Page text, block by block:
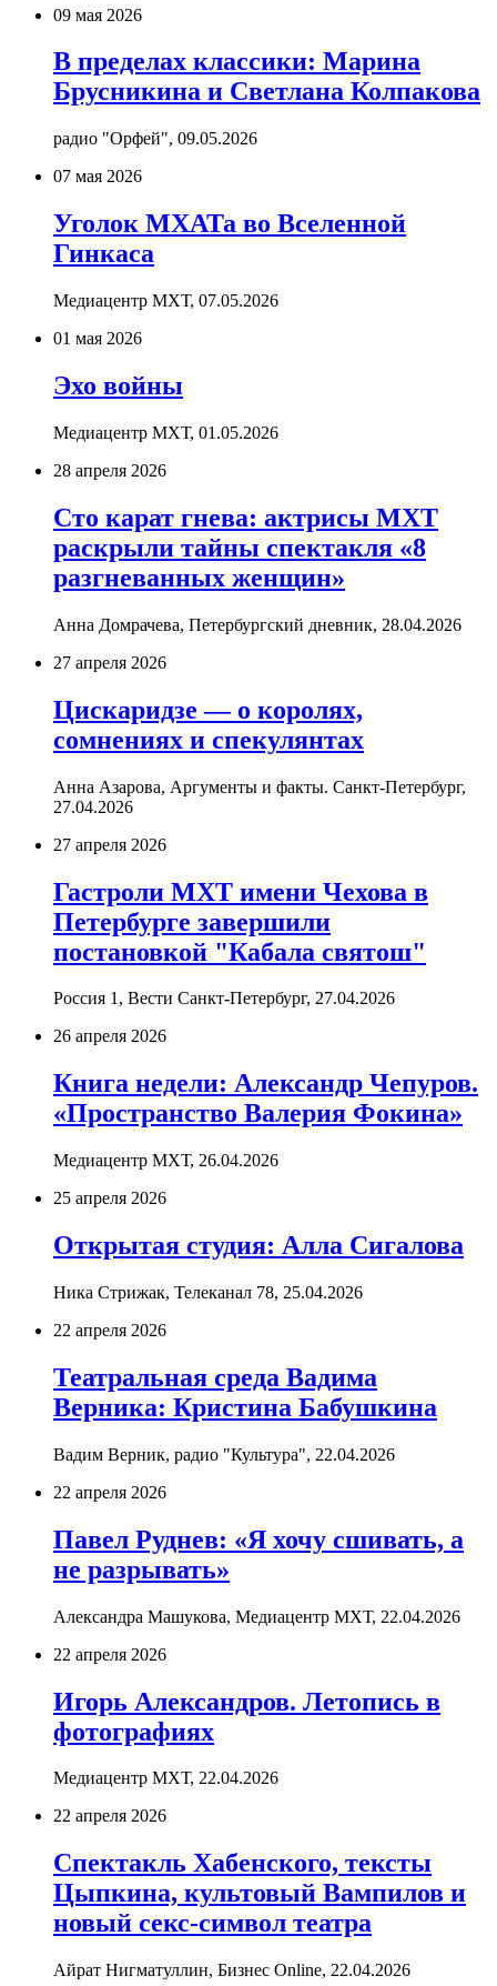
09 мая 2026
В пределах классики: Марина
Брусникина и Светлана Колпакова
радио "Орфей", 09.05.2026
07 мая 2026
Уголок МХАТа во Вселенной
Гинкаса
Медиацентр МХТ, 07.05.2026
01 мая 2026
Эхо войны
Медиацентр МХТ, 01.05.2026
28 апреля 2026
Сто карат гнева: актрисы МХТ
раскрыли тайны спектакля «8
разгневанных женщин»
Анна Домрачева, Петербургский дневник, 28.04.2026
27 апреля 2026
Цискаридзе — о королях,
сомнениях и спекулянтах
Анна Азарова, Аргументы и факты. Санкт-Петербург,
27.04.2026
27 апреля 2026
Гастроли МХТ имени Чехова в
Петербурге завершили
постановкой "Кабала святош"
Россия 1, Вести Санкт-Петербург, 27.04.2026
26 апреля 2026
Книга недели: Александр Чепуров.
«Пространство Валерия Фокина»
Медиацентр МХТ, 26.04.2026
25 апреля 2026
Открытая студия: Алла Сигалова
Ника Стрижак, Телеканал 78, 25.04.2026
22 апреля 2026
Театральная среда Вадима
Верника: Кристина Бабушкина
Вадим Верник, радио "Культура", 22.04.2026
22 апреля 2026
Павел Руднев: «Я хочу сшивать, а
не разрывать»
Александра Машукова, Медиацентр МХТ, 22.04.2026
22 апреля 2026
Игорь Александров. Летопись в
фотографиях
Медиацентр МХТ, 22.04.2026
22 апреля 2026
Спектакль Хабенского, тексты
Цыпкина, культовый Вампилов и
новый секс-символ театра
Айрат Нигматуллин, Бизнес Online, 22.04.2026